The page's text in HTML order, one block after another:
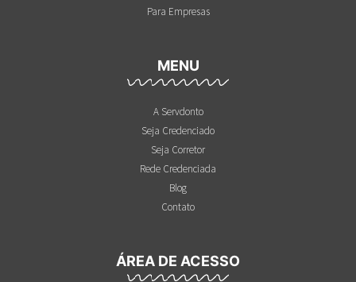
Para Empresas
MENU
A Servdonto
Seja Credenciado
Seja Corretor
Rede Credenciada
Blog
Contato
ÁREA DE ACESSO